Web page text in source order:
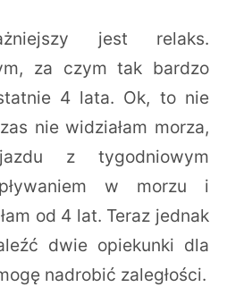
jest relaks.
za czym tak bardzo
4 lata. Ok, to nie
nie widziałam morza,
z tygodniowym
w morzu i
od 4 lat. Teraz jednak
dwie opiekunki dla
nadrobić zaległości.